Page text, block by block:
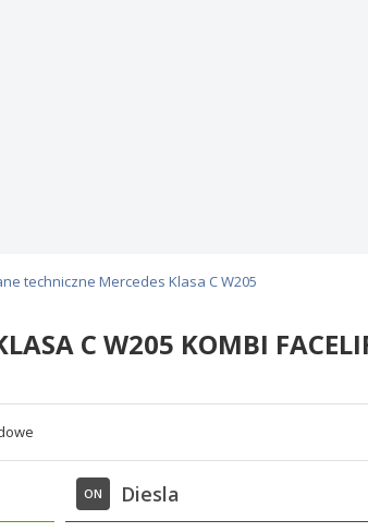
techniczne Mercedes Klasa C W205
C W205 KOMBI
ON Diesla